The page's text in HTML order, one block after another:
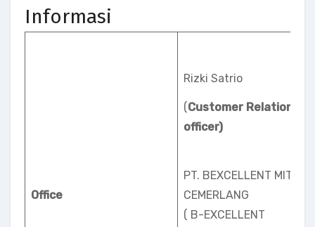
Informasi
Office
Rizki Satrio
( Customer Relation
officer)
PT. BEXCELLENT MITRA
CEMERLANG
( B-EXCELLENT